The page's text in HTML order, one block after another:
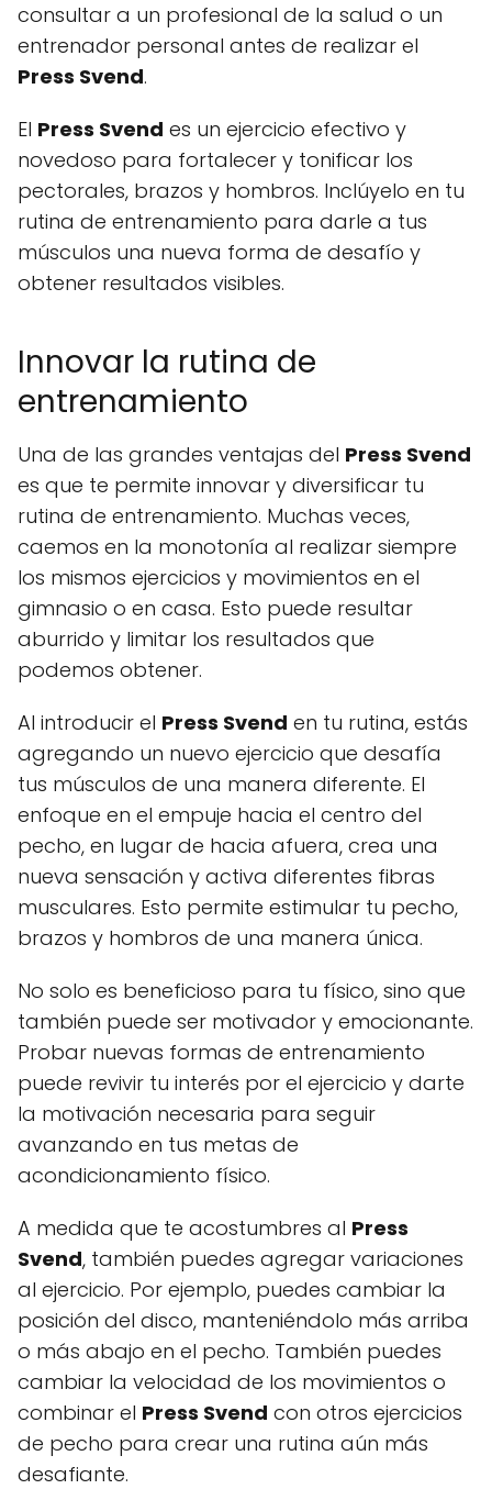
consultar a un profesional de la salud o un
entrenador personal antes de realizar el
Press Svend.
El Press Svend es un ejercicio efectivo y
novedoso para fortalecer y tonificar los
pectorales, brazos y hombros. Inclúyelo en tu
rutina de entrenamiento para darle a tus
músculos una nueva forma de desafío y
obtener resultados visibles.
Innovar la rutina de
entrenamiento
Una de las grandes ventajas del Press Svend
es que te permite innovar y diversificar tu
rutina de entrenamiento. Muchas veces,
caemos en la monotonía al realizar siempre
los mismos ejercicios y movimientos en el
gimnasio o en casa. Esto puede resultar
aburrido y limitar los resultados que
podemos obtener.
Al introducir el Press Svend en tu rutina, estás
agregando un nuevo ejercicio que desafía
tus músculos de una manera diferente. El
enfoque en el empuje hacia el centro del
pecho, en lugar de hacia afuera, crea una
nueva sensación y activa diferentes fibras
musculares. Esto permite estimular tu pecho,
brazos y hombros de una manera única.
No solo es beneficioso para tu físico, sino que
también puede ser motivador y emocionante.
Probar nuevas formas de entrenamiento
puede revivir tu interés por el ejercicio y darte
la motivación necesaria para seguir
avanzando en tus metas de
acondicionamiento físico.
A medida que te acostumbres al Press
Svend, también puedes agregar variaciones
al ejercicio. Por ejemplo, puedes cambiar la
posición del disco, manteniéndolo más arriba
o más abajo en el pecho. También puedes
cambiar la velocidad de los movimientos o
combinar el Press Svend con otros ejercicios
de pecho para crear una rutina aún más
desafiante.